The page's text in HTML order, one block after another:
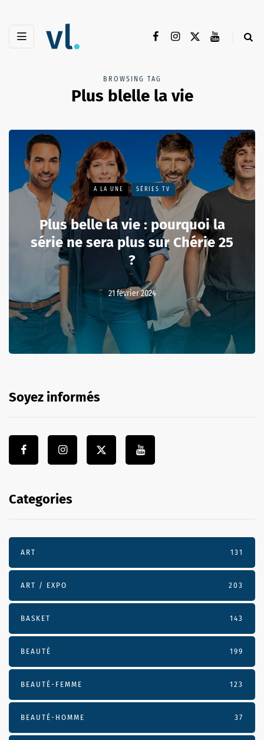
BROWSING TAG
Plus blelle la vie
A LA UNE SÉRIES TV
Plus belle la vie : pourquoi la
série ne sera plus sur Chérie 25
?
21 février 2024
Soyez informés
Categories
ART 131
ART / EXPO 203
BASKET 143
BEAUTÉ 199
BEAUTÉ-FEMME 123
BEAUTÉ-HOMME 37